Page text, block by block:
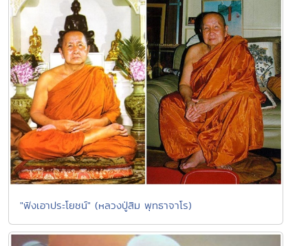
"ฟังเอาประโยชน์" (หลวงปู่สิม พุทธาจาโร)